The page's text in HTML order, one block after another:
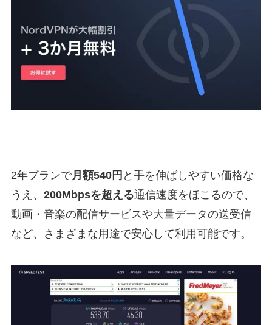
2年プランで月額540円 と手を伸ばしやすい価格な
うえ、 200Mbpsを超える通信速度をほこるので、
動画・音楽の配信サービスや大量データの送受信
など、さまざまな用途で安心して利用可能です。